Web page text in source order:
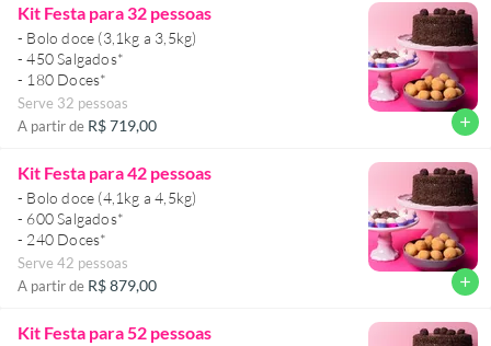
Kit Festa para 32 pessoas
- Bolo doce (3,1kg a 3,5kg)
- 450 Salgados*
Serve 32 pessoas
A partir de R$ 719,00 add
Kit Festa para 42 pessoas
- Bolo doce (4,1kg a 4,5kg)
- 600 Salgados*
Serve 42 pessoas
A partir de R$ 879,00 add
Kit Festa para 52 pessoas